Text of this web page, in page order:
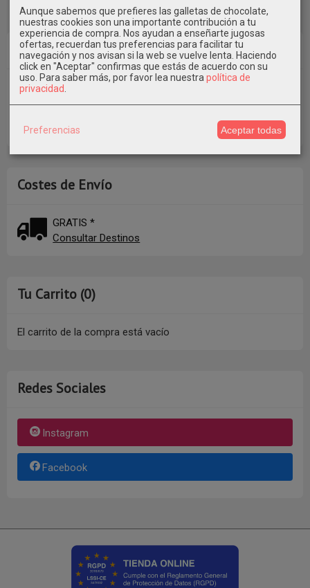
Marcas
Costes de Envío
GRATIS *
Consultar Destinos
Tu Carrito (0)
El carrito de la compra está vacío
Redes Sociales
Instagram
Facebook
Aunque sabemos que prefieres las galletas de chocolate,
nuestras cookies son una importante contribución a tu
experiencia de compra. Nos ayudan a enseñarte jugosas
ofertas, recuerdan tus preferencias para facilitar tu
navegación y nos avisan si la web se vuelve lenta. Haciendo
click en "Aceptar" confirmas que estás de acuerdo con su
uso. Para saber más, por favor lea nuestra política de
privacidad
Preferencias Aceptar todas